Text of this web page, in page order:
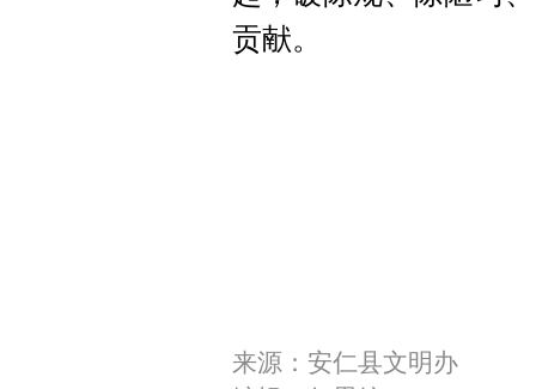
贡献。
来源：安仁县文明办